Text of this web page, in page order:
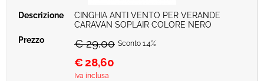
CINGHIA ANTI VENTO PER VERANDE
CARAVAN SOPLAIR COLORE NERO
€ 29,00 Sconto 1.4%
€28,60
Iva inclusa